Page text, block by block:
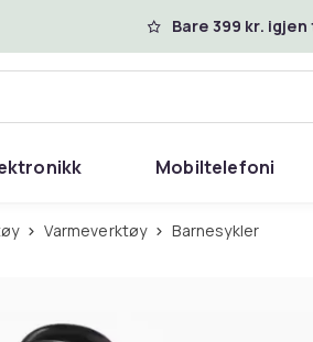
Bare 399 kr.
Mobiltelefoni
Varmeverktøy Barnesykler